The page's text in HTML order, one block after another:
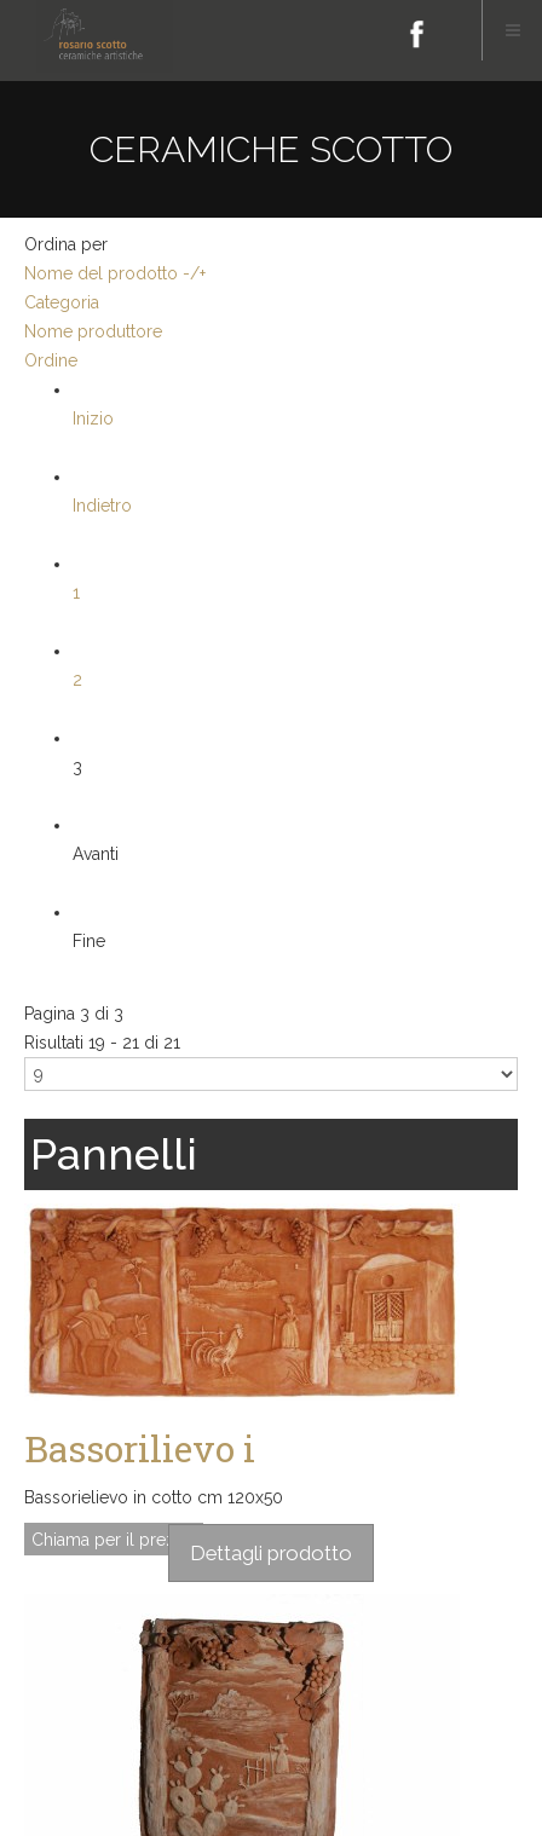
CERAMICHE SCOTTO
Ordina per
Nome del prodotto -/+
Categoria
Nome produttore
Ordine
Inizio
Indietro
1
2
3
Avanti
Fine
Pagina 3 di 3
Risultati 19 - 21 di 21
Pannelli
Bassorilievo i
Bassorielievo in cotto cm 120x50
Chiama per il prezzo
Dettagli prodotto